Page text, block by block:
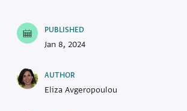
PUBLISHED
Jan 8, 2024
AUTHOR
Eliza Avgeropoulou